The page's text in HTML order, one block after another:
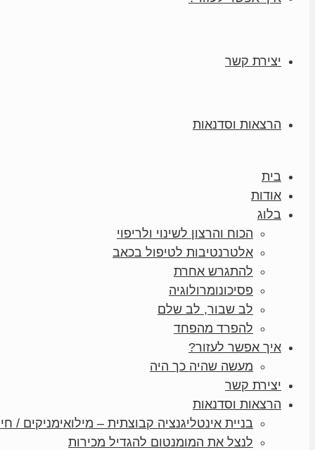
יצירת קשר
הרצאות וסדנאות
בית
אודות
בלוג
הכוח והרצון לשינוי ולריפוי
אלטרנטיבות לטיפול בכאב
להתגרש אחרת
פסיכונומרולוגיה
לב שבור, לב שלם
להפרד מהפחד
איך אפשר לעזור?
מעשה שהיה כך היה
יצירת קשר
הרצאות וסדנאות
בניית אינטליגנציה קבוצתית – מילואימניקים /
לנצל את המומנטום להגדיל מכירות